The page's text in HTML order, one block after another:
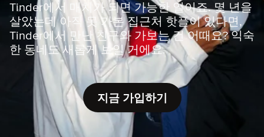
Tinder에서 매치가 되면 가능한 일이죠. 몇 년을
살았는데 아직 못 가본 집근처 핫플이 있다면,
Tinder에서 만난 친구와 가보는 건 어때요? 익숙
한 동네도 새롭게 보일 거에요.
지금 가입하기